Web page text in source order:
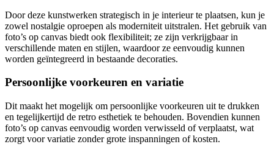
Door deze kunstwerken strategisch in je interieur te plaatsen, kun je
zowel nostalgie oproepen als moderniteit uitstralen. Het gebruik van
foto’s op canvas biedt ook flexibiliteit; ze zijn verkrijgbaar in
verschillende maten en stijlen, waardoor ze eenvoudig kunnen
worden geïntegreerd in bestaande decoraties.
Persoonlijke voorkeuren en variatie
Dit maakt het mogelijk om persoonlijke voorkeuren uit te drukken
en tegelijkertijd de retro esthetiek te behouden. Bovendien kunnen
foto’s op canvas eenvoudig worden verwisseld of verplaatst, wat
zorgt voor variatie zonder grote inspanningen of kosten.